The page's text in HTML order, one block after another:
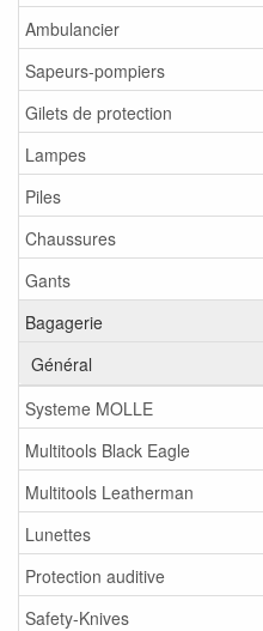
Ambulancier
Sapeurs-pompiers
Gilets de protection
Lampes
Piles
Chaussures
Gants
Bagagerie
Général
Systeme MOLLE
Multitools Black Eagle
Multitools Leatherman
Lunettes
Protection auditive
Safety-Knives